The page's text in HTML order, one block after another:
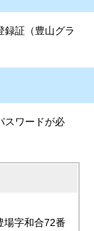
録証（豊山グラ
スワードが必
字和合72番